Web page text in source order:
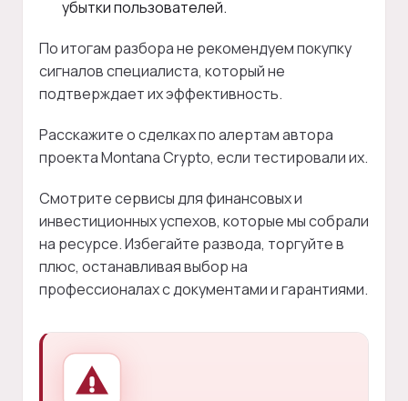
убытки пользователей.
По итогам разбора не рекомендуем покупку
сигналов специалиста, который не
подтверждает их эффективность.
Расскажите о сделках по алертам автора
проекта Montana Crypto, если тестировали их.
Смотрите сервисы для финансовых и
инвестиционных успехов, которые мы собрали
на ресурсе. Избегайте развода, торгуйте в
плюс, останавливая выбор на
профессионалах с документами и гарантиями.